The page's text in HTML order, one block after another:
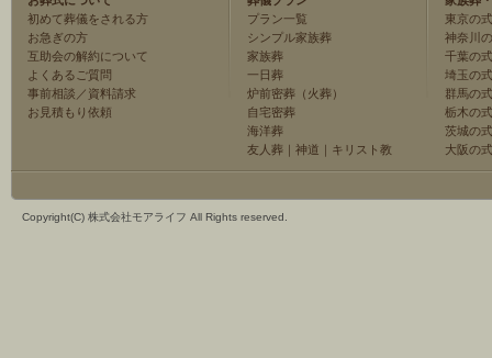
初めて葬儀をされる方
お急ぎの方
互助会の解約について
よくあるご質問
事前相談／資料請求
お見積もり依頼
プラン一覧
シンプル家族葬
家族葬
一日葬
炉前密葬（火葬）
自宅密葬
海洋葬
友人葬 ｜ 神道 ｜ キリスト教
東京の
神奈川
千葉の
埼玉の
群馬の
栃木の
茨城の
大阪の
Copyright(C) 株式会社モアライフ All Rights reserved.